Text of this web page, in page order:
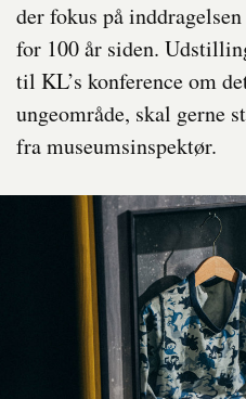
der fokus på
for 100 år siden.
til KL’s konference om
ungeområde, skal gerne
fra museumsinspektør.